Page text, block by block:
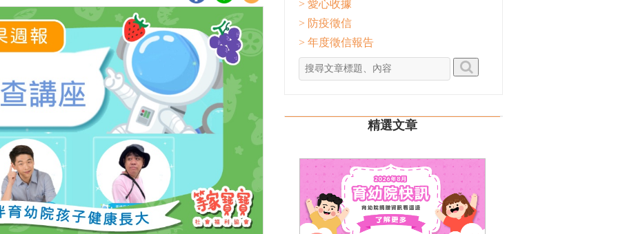
> 愛心收據
> 防疫徵信
> 年度徵信報告
精選文章